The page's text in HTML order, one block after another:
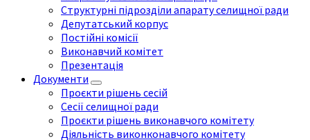
Структурні підрозділи апарату селищної ради
Депутатський корпус
Постійні комісії
Виконавчий комітет
Презентація
Документи
Проєкти рішень сесій
Сесії селищної ради
Проєкти рішень виконавчого комітету
Діяльність виконконавчого комітету